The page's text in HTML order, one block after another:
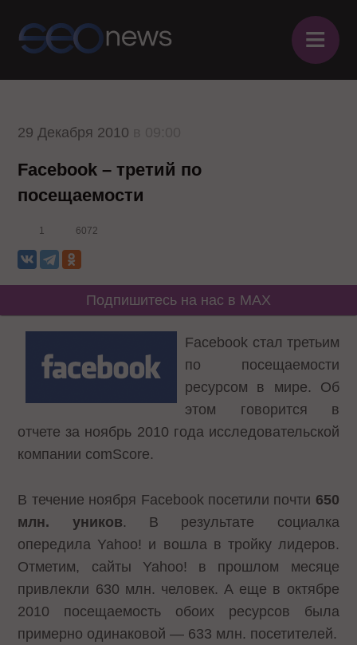
≡
29 Декабря 2010
Facebook – третий по
посещаемости
1 6072
Подпишитесь на нас в MAX
Facebook стал третьим
по посещаемости
ресурсом в мире. Об
этом говорится в
отчете за ноябрь 2010 года исследовательской
компании comScore.
В течение ноября Facebook посетили почти 650
млн. уников. В результате социалка
опередила Yahoo! и вошла в тройку лидеров.
Отметим, сайты Yahoo! в прошлом месяце
привлекли 630 млн. человек. А еще в октябре
2010 посещаемость обоих ресурсов была
примерно одинаковой — 633 млн. посетителей.